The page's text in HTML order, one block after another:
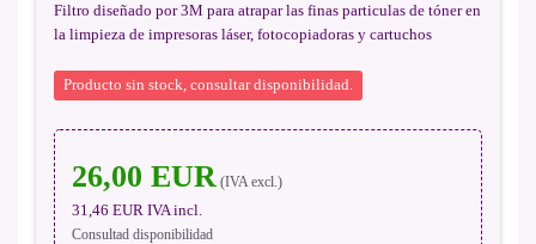
Filtro diseñado por 3M para atrapar las finas particulas de tóner en
la limpieza de impresoras láser, fotocopiadoras y cartuchos
Producto sin stock, consultar disponibilidad.
26,00 EUR (IVA excl.)
31,46 EUR IVA incl.
Consultad disponibilidad